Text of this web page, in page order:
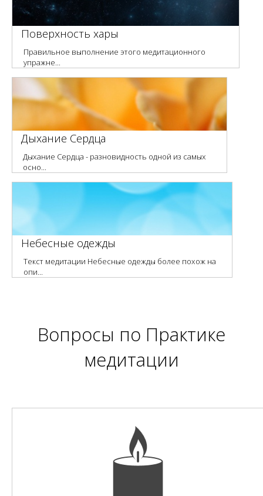
Поверхность хары
Правильное выполнение этого медитационного
упражне...
Дыхание Сердца
Дыхание Сердца - разновидность одной из самых
осно...
Небесные одежды
Текст медитации Небесные одежды более похож на
опи...
Вопросы по Практике
медитации